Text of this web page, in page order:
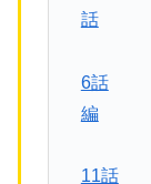
話
6話
編
11話